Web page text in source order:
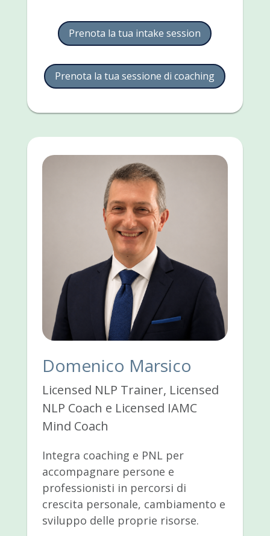
Prenota la tua intake session
Prenota la tua sessione di coaching
Domenico Marsico
Licensed NLP Trainer, Licensed
NLP Coach e Licensed IAMC
Mind Coach
Integra coaching e PNL per
accompagnare persone e
professionisti in percorsi di
crescita personale, cambiamento e
sviluppo delle proprie risorse.